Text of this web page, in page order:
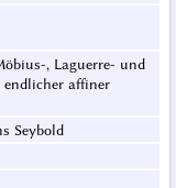
, Laguerre- und
affiner
Seybold